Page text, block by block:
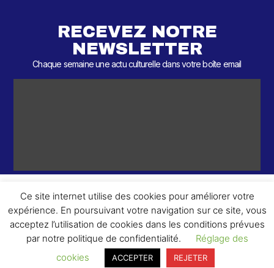
RECEVEZ NOTRE
NEWSLETTER
Chaque semaine une actu culturelle dans votre boîte email
© 2026 – 2 ème Round – Tous droits réservés.
Ce site internet utilise des cookies pour améliorer votre
expérience. En poursuivant votre navigation sur ce site, vous
acceptez l’utilisation de cookies dans les conditions prévues
par notre politique de confidentialité.
Réglage des
cookies
ACCEPTER REJETER